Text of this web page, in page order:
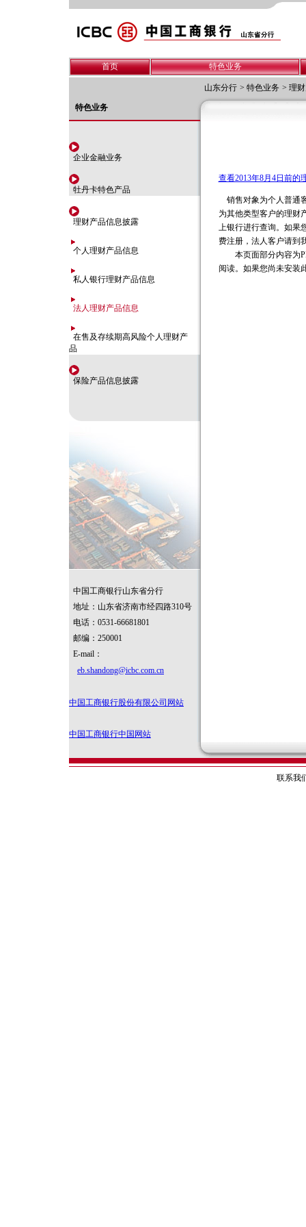
首页 特色业务
山东分行 > 特色业务 > 理
特色业务
企业金融业务
牡丹卡特色产品
理财产品信息披露
个人理财产品信息
私人银行理财产品信息
法人理财产品信息
在售及存续期高风险个人理财产
品
保险产品信息披露
中国工商银行山东省分行
地址：山东省济南市经四路310号
电话：0531-66681801
邮编：250001
E-mail：
eb.shandong@icbc.com.cn
中国工商银行股份有限公司网站
中国工商银行中国网站
查看2013年8月4日前的
销售对象为个人普通
为其他类型客户的理财
上银行进行查询。如果
费注册，法人客户请到
本页面部分内容为
阅读。如果您尚未安装
联系我